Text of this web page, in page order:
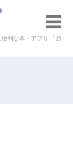
利な本・アプリ 「旅